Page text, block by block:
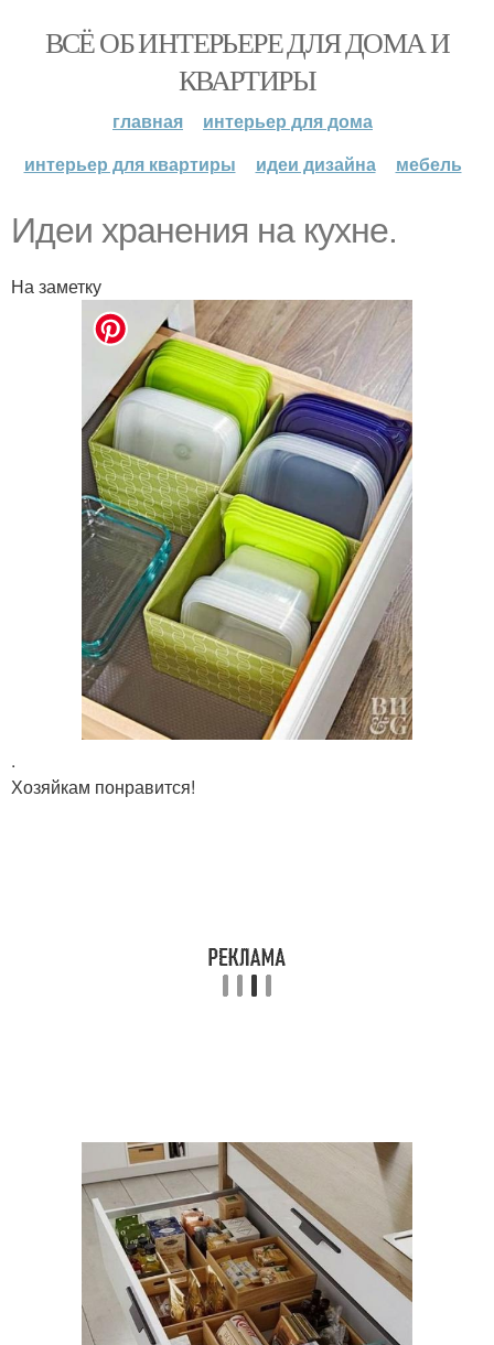
ВСЁ ОБ ИНТЕРЬЕРЕ ДЛЯ ДОМА И
КВАРТИРЫ
главная
интерьер для дома
интерьер для квартиры
идеи дизайна мебель
Идеи хранения на кухне.
На заметку
.
Хозяйкам понравится!